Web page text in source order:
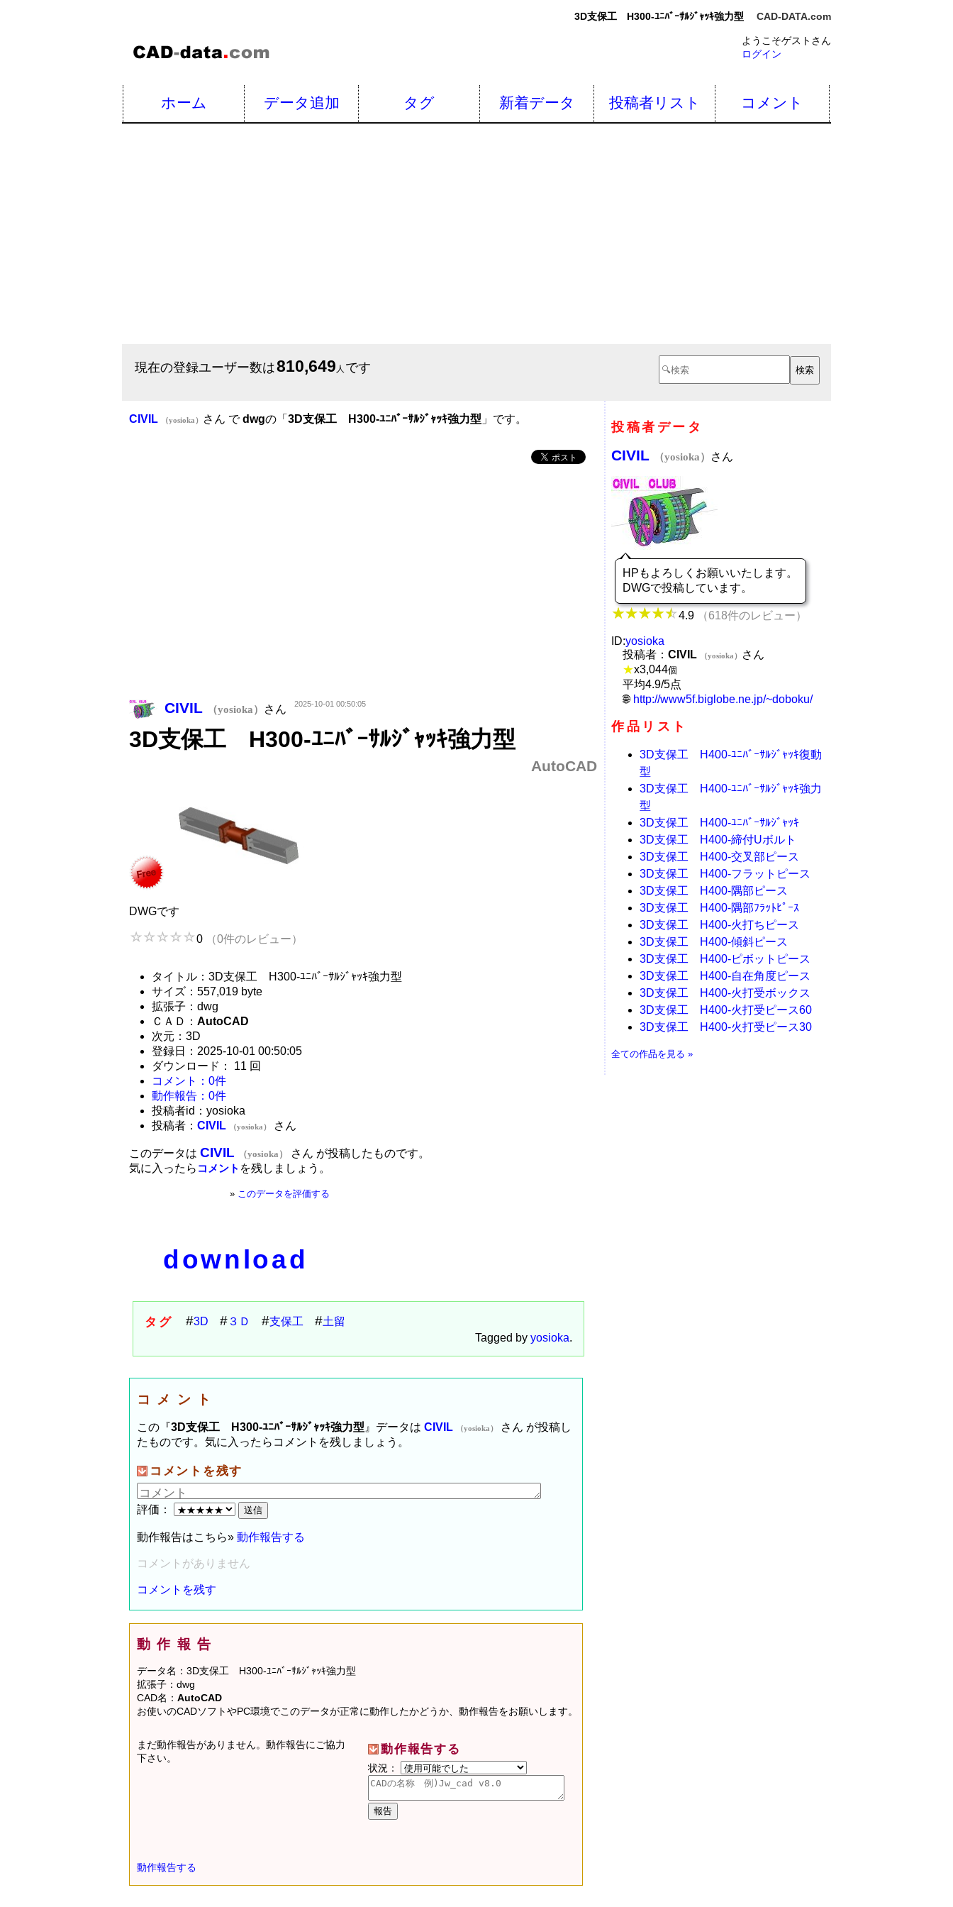
3D支保工 H300-ﾕﾆﾊﾞｰｻﾙｼﾞｬｯｷ強力型 CAD-DATA.com
ようこそゲストさん
ログイン
ホーム データ追加 タグ 新着データ 投稿者リスト コメント
現在の登録ユーザー数は810,649 人 です
CIVIL （yosioka） さん でdwgの「 3D支保工 H300-ﾕﾆﾊﾞｰｻﾙｼﾞｬｯｷ強力型 」です。
CIVIL （yosioka） さん 2025-10-01 00:50:05
3D支保工 H300-ﾕﾆﾊﾞｰｻﾙｼﾞｬｯｷ強力型
AutoCAD
DWGです
0 （0件のレビュー）
タイトル：3D支保工 H300-ﾕﾆﾊﾞｰｻﾙｼﾞｬｯｷ強力型
サイズ：557,019 byte
拡張子：dwg
ＣＡＤ： AutoCAD
次元：3D
登録日：2025-10-01 00:50:05
ダウンロード： 11 回
コメント：0件
動作報告：0件
投稿者id：yosioka
投稿者： CIVIL （yosioka） さん
このデータは CIVIL （yosioka）
さん が投稿したものです。
気に入ったら コメント を残しましょう。
» このデータを評価する
download
タグ 3D ３Ｄ 支保工
土留
Tagged by yosioka.
コメント
この『3D支保工 H300-ﾕﾆﾊﾞｰｻﾙｼﾞｬｯｷ強力型 』データは CIVIL （yosioka）
さん が投稿し
たものです。気に入ったらコメントを残しましょう。
コメントを残す
評価：
動作報告はこちら» 動作報告する
コメントがありません
コメントを残す
動作報告
データ名：3D支保工 H300-ﾕﾆﾊﾞｰｻﾙｼﾞｬｯｷ強力型
拡張子：dwg
CAD名： AutoCAD
お使いのCADソフトやPC環境でこのデータが正常に動作したかどうか、動作報告をお願いします。
動作報告する
状況：
まだ動作報告がありません。動作報告にご協力
下さい。
動作報告する
投稿者データ
CIVIL （yosioka） さん
HPもよろしくお願いいたします。
DWGで投稿しています。
4.9 （618件のレビュー）
ID:yosioka
投稿者： CIVIL （yosioka）
さん
★x3,044個
平均4.9/5点
http://www5f.biglobe.ne.jp/~doboku/
作品リスト
3D支保工 H400-ﾕﾆﾊﾞｰｻﾙｼﾞｬｯｷ復動
型
3D支保工 H400-ﾕﾆﾊﾞｰｻﾙｼﾞｬｯｷ強力
型
3D支保工 H400-ﾕﾆﾊﾞｰｻﾙｼﾞｬｯｷ
3D支保工 H400-締付Uボルト
3D支保工 H400-交叉部ピース
3D支保工 H400-フラットピース
3D支保工 H400-隅部ピース
3D支保工 H400-隅部ﾌﾗｯﾄﾋﾟｰｽ
3D支保工 H400-火打ちピース
3D支保工 H400-傾斜ピース
3D支保工 H400-ピボットピース
3D支保工 H400-自在角度ピース
3D支保工 H400-火打受ボックス
3D支保工 H400-火打受ピース60
3D支保工 H400-火打受ピース30
全ての作品を見る »